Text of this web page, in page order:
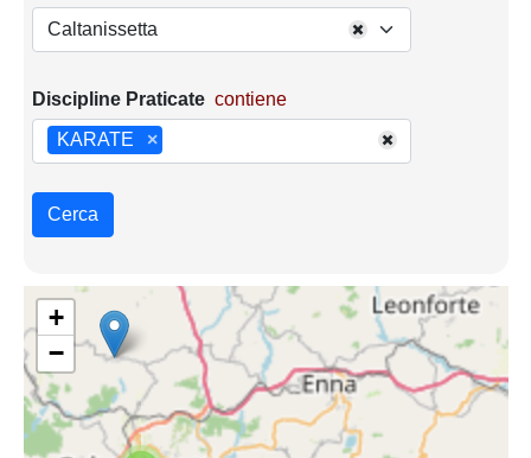
Caltanissetta
Discipline Praticate contiene
×
KARATE
Cerca
+
−